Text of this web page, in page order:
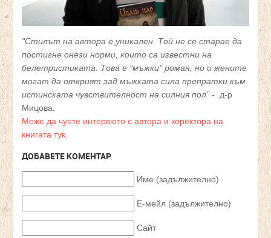
"Стилът на автора е уникален. Той не се старае да
постигне онези норми, които са известни на
белетристиката. Това е "мъжки" роман, но и жените
могат да открият зад мъжката сила препратки към
истинската чувствителност на силния пол" - д-р
Мицова.
Може да чуете интервюто с автора и коректора на
книгата тук.
ДОБАВЕТЕ КОМЕНТАР
Име (задължително)
Е-мейл (задължително)
Сайт